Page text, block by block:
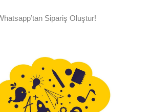
Sipariş Oluştur!